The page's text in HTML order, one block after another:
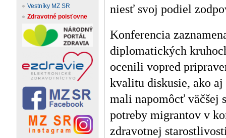
Vestníky MZ SR
Zdravotné poisťovne
niesť svoj podiel
Konferencia
diplomatických
ocenili vopred
kvalitu diskusie, ako
mali napomôcť väčšej
potreby migrantov v
zdravotnej